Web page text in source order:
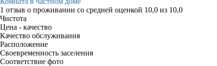
1 отзыв о проживании со средней оценкой 10,0 из 10,0
Чистота
Цена - качество
Качество обслуживания
Расположение
Своевременность заселения
Соответствие фото